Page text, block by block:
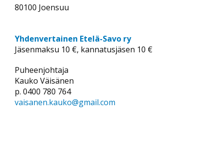
80100 Joensuu
Yhdenvertainen Etelä-Savo ry
Jäsenmaksu 10 €, kannatusjäsen 10 €
Puheenjohtaja
Kauko Väisänen
p. 0400 780 764
vaisanen.kauko@gmail.com